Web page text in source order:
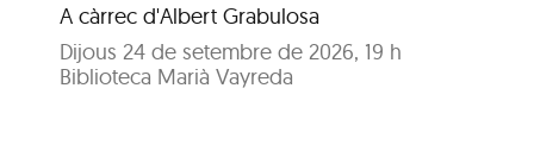
A càrrec d'Albert Grabulosa
Dijous 24 de setembre de 2026, 19 h
Biblioteca Marià Vayreda